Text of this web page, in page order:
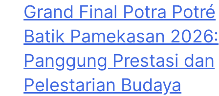
Grand Final Potra Potré
Batik Pamekasan 2026:
Panggung Prestasi dan
Pelestarian Budaya